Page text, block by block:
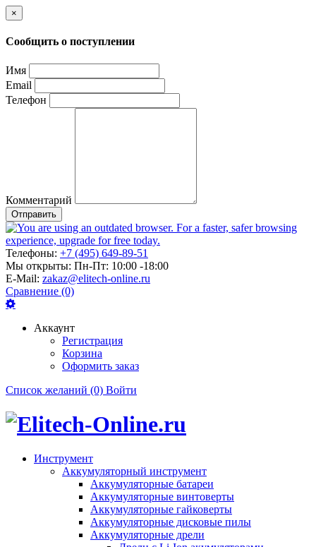
×
Сообщить о поступлении
Имя
Email
Телефон
Комментарий
Отправить
Телефоны: +7 (495) 649-89-51
Мы открыты: Пн-Пт: 10:00 -18:00
E-Mail: zakaz@elitech-online.ru
Сравнение (0)
Аккаунт
Регистрация
Корзина
Оформить заказ
Список желаний (0) Войти
Инструмент
Аккумуляторный инструмент
Аккумуляторные батареи
Аккумуляторные винтоверты
Аккумуляторные гайковерты
Аккумуляторные дисковые пилы
Аккумуляторные дрели